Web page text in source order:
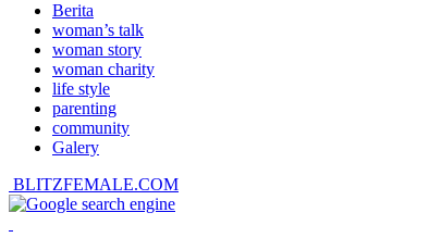
Berita
woman’s talk
woman story
woman charity
life style
parenting
community
Galery
BLITZFEMALE.COM